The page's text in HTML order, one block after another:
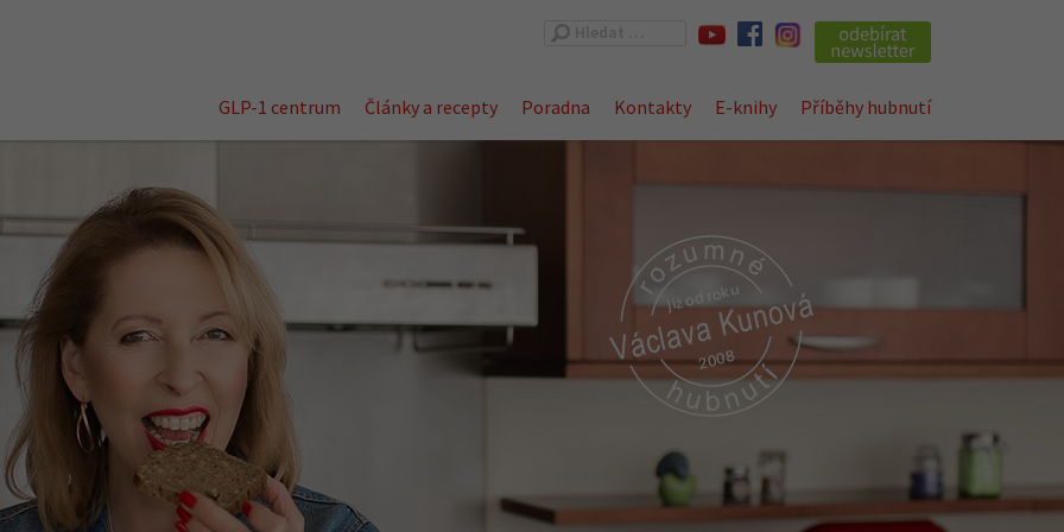
Vyhledávání
GLP-1 centrum Články a recepty Poradna Kontakty E-knihy Příběhy hubnutí